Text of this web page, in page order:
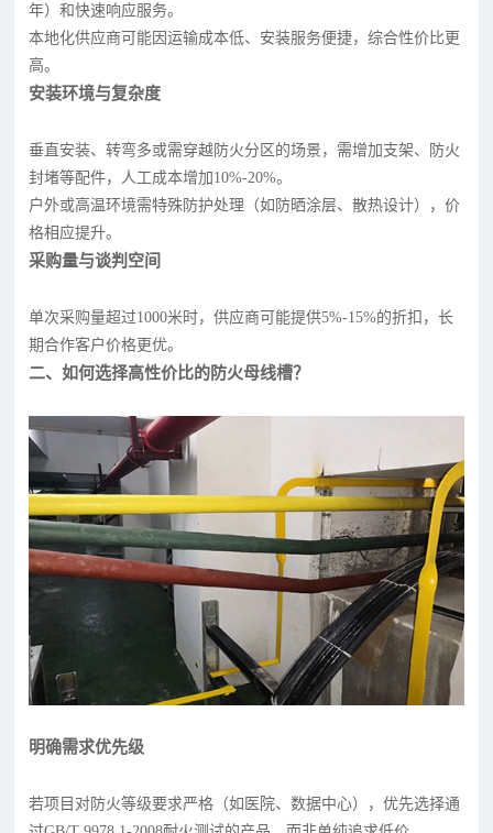
年）和快速响应服务。
本地化供应商可能因运输成本低、安装服务便捷，综合性价比更
高。
安装环境与复杂度
垂直安装、转弯多或需穿越防火分区的场景，需增加支架、防火
封堵等配件，人工成本增加10%-20%。
户外或高温环境需特殊防护处理（如防晒涂层、散热设计），价
格相应提升。
采购量与谈判空间
单次采购量超过1000米时，供应商可能提供5%-15%的折扣，长
期合作客户价格更优。
二、如何选择高性价比的防火母线槽？
明确需求优先级
若项目对防火等级要求严格（如医院、数据中心），优先选择通